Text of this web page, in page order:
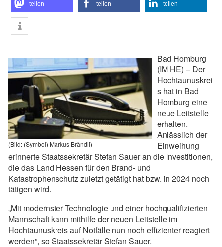
teilen teilen teilen
(Bild: (Symbol) Markus Brändli)
Bad Homburg
(IM HE) – Der
Hochtaunuskrei
s hat in Bad
Homburg eine
neue Leitstelle
erhalten.
Anlässlich der
Einweihung
erinnerte Staatssekretär Stefan Sauer an die Investitionen,
die das Land Hessen für den Brand- und
Katastrophenschutz zuletzt getätigt hat bzw. in 2024 noch
tätigen wird.
„Mit modernster Technologie und einer hochqualifizierten
Mannschaft kann mithilfe der neuen Leitstelle im
Hochtaunuskreis auf Notfälle nun noch effizienter reagiert
werden”, so Staatssekretär Stefan Sauer.